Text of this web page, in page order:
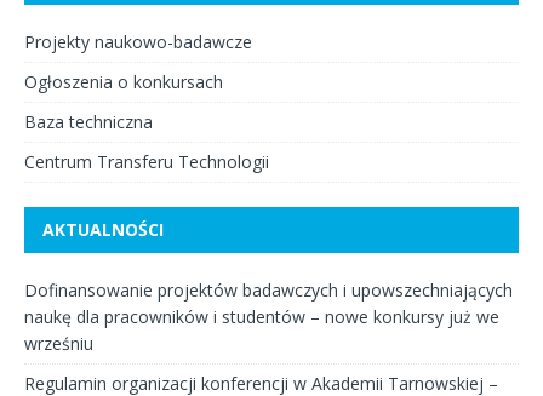
Projekty naukowo-badawcze
Ogłoszenia o konkursach
Baza techniczna
Centrum Transferu Technologii
AKTUALNOŚCI
Dofinansowanie projektów badawczych i upowszechniających
naukę dla pracowników i studentów – nowe konkursy już we
wrześniu
Regulamin organizacji konferencji w Akademii Tarnowskiej –